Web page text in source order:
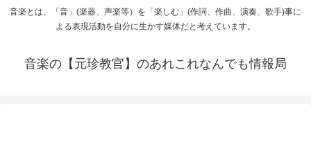
音楽とは、「音」(楽器、声楽等）を「楽しむ」(作詞、作曲、演奏、歌手)事に
よる表現活動を自分に生かす媒体だと考えています。
音楽の【元珍教官】のあれこれなんでも情報局